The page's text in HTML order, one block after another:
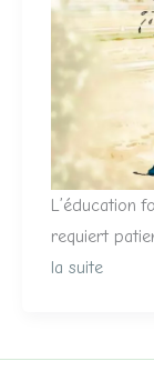
L’éducation
requiert
la suite